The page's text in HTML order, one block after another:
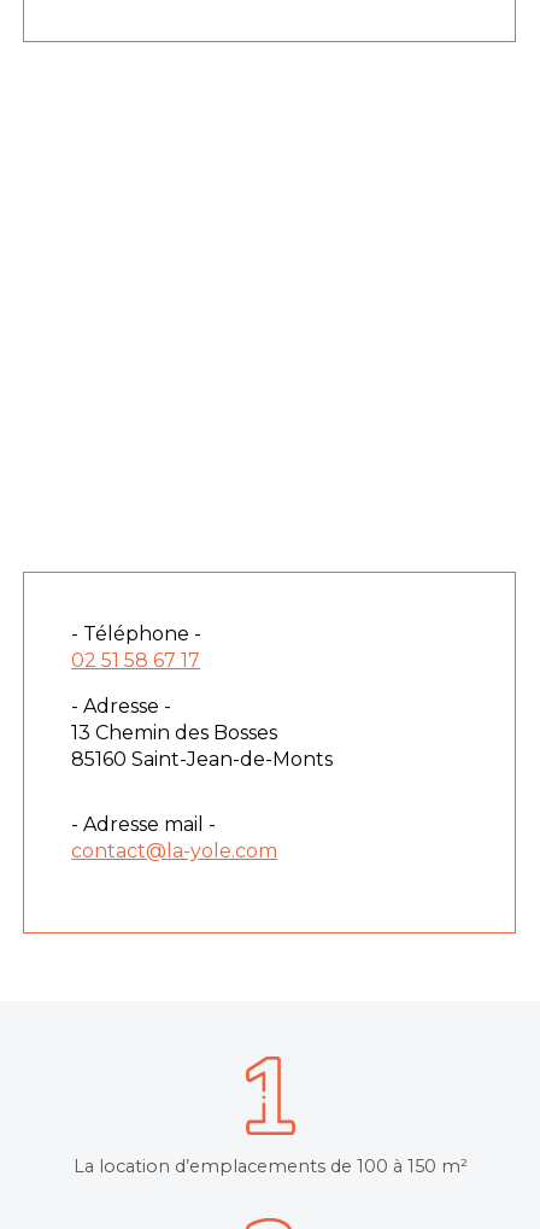
La location d’emplacements de 100 à 150 m²
- Téléphone -
02 51 58 67 17
- Adresse -
13 Chemin des Bosses
85160 Saint-Jean-de-Monts
- Adresse mail -
contact@la-yole.com